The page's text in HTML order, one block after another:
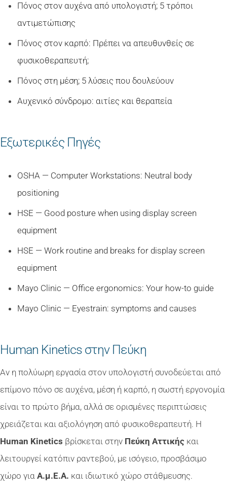
Πόνος στον αυχένα από υπολογιστή; 5 τρόποι
αντιμετώπισης
Πόνος στον καρπό: Πρέπει να απευθυνθείς σε
φυσικοθεραπευτή;
Πόνος στη μέση; 5 λύσεις που δουλεύουν
Αυχενικό σύνδρομο: αιτίες και θεραπεία
Εξωτερικές Πηγές
OSHA — Computer Workstations: Neutral body
positioning
HSE — Good posture when using display screen
equipment
HSE — Work routine and breaks for display screen
equipment
Mayo Clinic — Office ergonomics: Your how-to guide
Mayo Clinic — Eyestrain: symptoms and causes
Human Kinetics στην Πεύκη
Αν η πολύωρη εργασία στον υπολογιστή συνοδεύεται από
επίμονο πόνο σε αυχένα, μέση ή καρπό, η σωστή εργονομία
είναι το πρώτο βήμα, αλλά σε ορισμένες περιπτώσεις
χρειάζεται και αξιολόγηση από φυσικοθεραπευτή. Η
Human Kinetics βρίσκεται στην Πεύκη Αττικής και
λειτουργεί κατόπιν ραντεβού, με ισόγειο, προσβάσιμο
χώρο για Α.μ.Ε.Α. και ιδιωτικό χώρο στάθμευσης.